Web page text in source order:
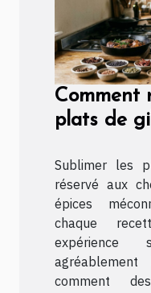
Comment
plats de
Sublimer les
réservé aux
épices
chaque
expérience
agréablement
comment